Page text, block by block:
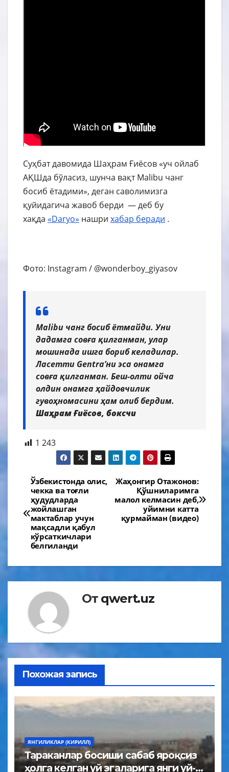
Суҳбат давомида Шаҳрам Ғиёсов «уч ойлаб
АҚШда бўласиз, шунча вақт Malibu чанг
босиб ётадими», деган саволимизга
қуйидагича жавоб берди — деб бу
хақда «Daryo» нашри хабар беради .
Фото: Instagram / @wonderboy_giyasov
Malibu чанг босиб ётмайди. Уни
дадамга совға қилганман, улар
мошинада ишга бориб келадилар.
Ласетти Gentra’ни эса онамга
совға қилганман. Беш-олти ойча
олдин онамга ҳайдовчилик
гувоҳномасини ҳам олиб бердим.
Шаҳрам Ғиёсов, боксчи
1 243
Навигация
по
записям
Жаҳонгир Отажонов:
Қўшниларимга
малол келмасин деб,
уйимни катта
қурмайман (видео)
Ўзбекистонда олис,
чекка ва тоғли
ҳудудларда
жойлашган
мактаблар учун
мақсадли қабул
кўрсаткичлари
белгиланди
От qwert.uz
Похожая запись
ЯНГИЛИКЛАР (КИРИЛЛ)
Тараканлар босиши сабаб яроқсиз
ҳолга келган уй эгаларига янги уй-